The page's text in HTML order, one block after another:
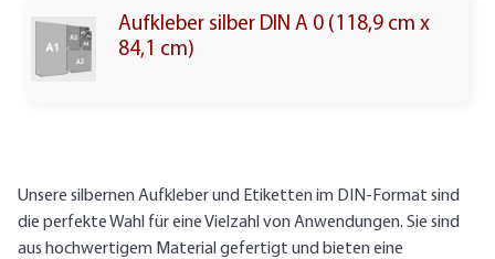
Aufkleber silber DIN A 0 (118,9 cm x
84,1 cm)
Unsere silbernen Aufkleber und Etiketten im DIN-Format sind
die perfekte Wahl für eine Vielzahl von Anwendungen. Sie sind
aus hochwertigem Material gefertigt und bieten eine